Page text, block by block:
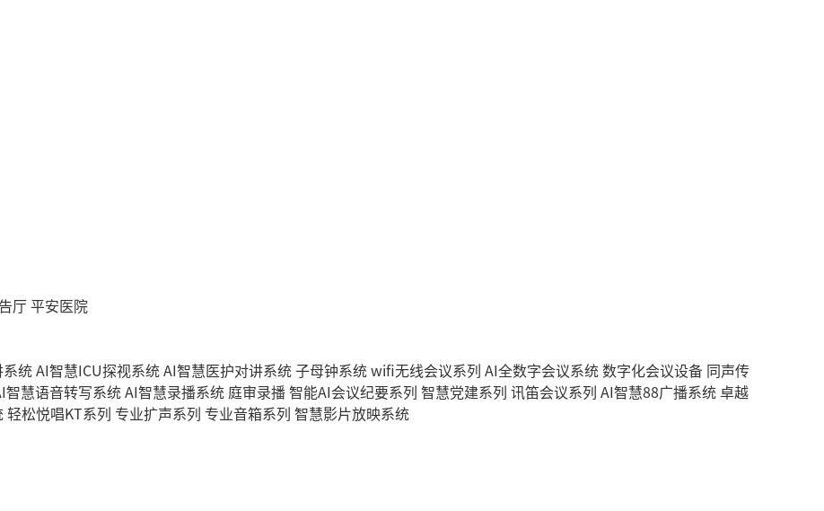
厅平安医院
统AI智慧ICU探视系统AI智慧医护对讲系统子母钟系统wifi无线会议系列 AI全数字会议系统数字化会议设备 同声传
智慧语音转写系统AI智慧录播系统 庭审录播智能AI会议纪要系列 智慧党建系列 讯笛会议系列 AI智慧88广播系统卓越
轻松悦唱KT系列 专业扩声系列 专业音箱系列 智慧影片放映系统